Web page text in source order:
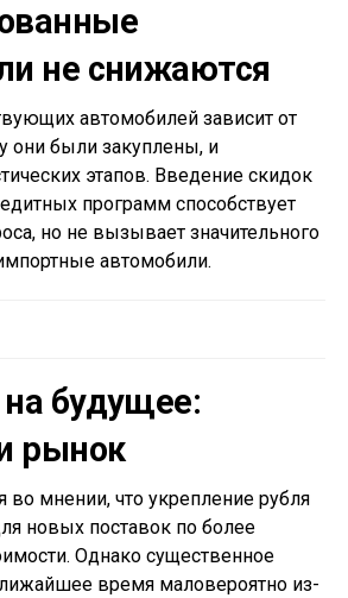
не снижаются
автомобилей зависит от
они были закуплены, и
этапов. Введение скидок
программ способствует
но не вызывает значительного
автомобили.
будущее:
рынок
во мнении, что укрепление рубля
новых поставок по более
Однако существенное
время маловероятно из-